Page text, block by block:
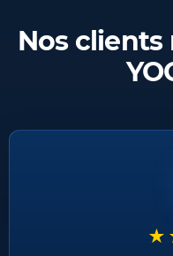
Nos